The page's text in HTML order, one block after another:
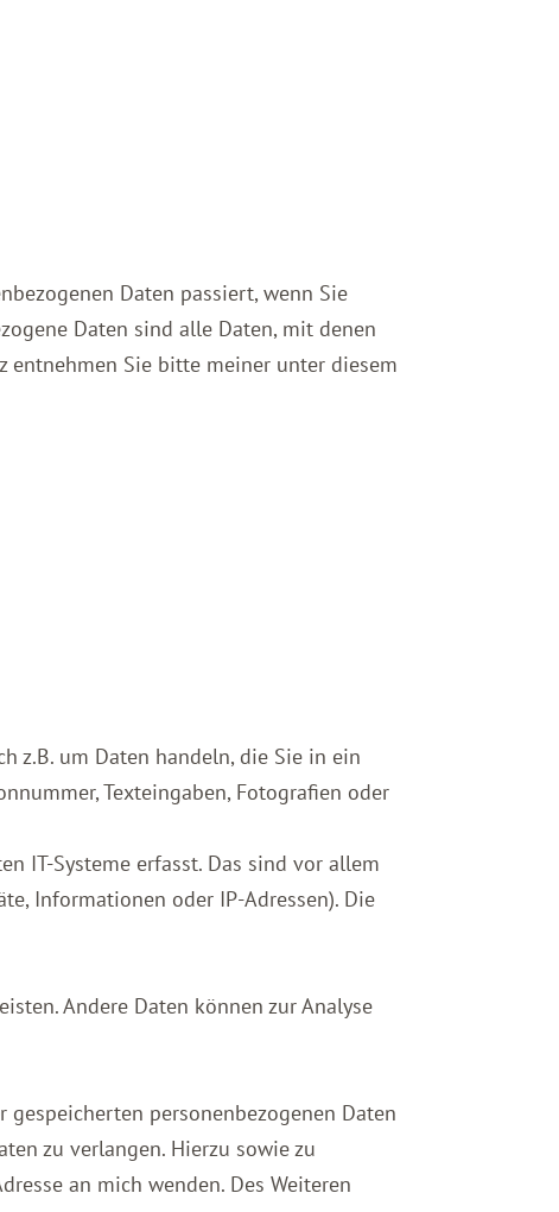
Daten passiert, wenn Sie
Daten sind alle Daten, mit denen
entnehmen Sie bitte meiner unter diesem
z.B. um Daten handeln, die Sie in ein
Texteingaben, Fotografien oder
IT-Systeme erfasst. Das sind vor allem
Informationen oder IP-Adressen). Die
Andere Daten können zur Analyse
personenbezogenen Daten
zu verlangen. Hierzu sowie zu
an mich wenden. Des Weiteren